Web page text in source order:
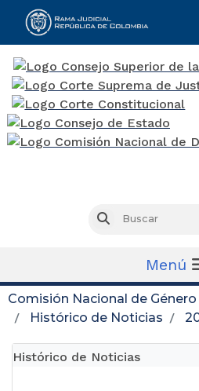
Buscar
Menú
Comisión Nacional de
Histórico de Noticias
Histórico de Noticias